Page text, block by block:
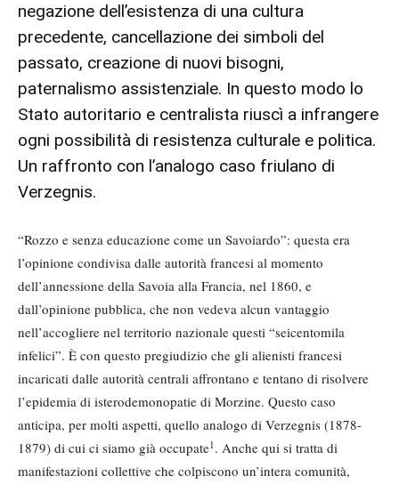
negazione dell’esistenza di una cultura
precedente, cancellazione dei simboli del
passato, creazione di nuovi bisogni,
paternalismo assistenziale. In questo modo lo
Stato autoritario e centralista riuscì a infrangere
ogni possibilità di resistenza culturale e politica.
Un raffronto con l’analogo caso friulano di
Verzegnis.
“Rozzo e senza educazione come un Savoiardo”: questa era
l’opinione condivisa dalle autorità francesi al momento
dell’annessione della Savoia alla Francia, nel 1860, e
dall’opinione pubblica, che non vedeva alcun vantaggio
nell’accogliere nel territorio nazionale questi “seicentomila
infelici”. È con questo pregiudizio che gli alienisti francesi
incaricati dalle autorità centrali affrontano e tentano di risolvere
l’epidemia di isterodemonopatie di Morzine. Questo caso
anticipa, per molti aspetti, quello analogo di Verzegnis (1878-
1879) di cui ci siamo già occupate1 . Anche qui si tratta di
manifestazioni collettive che colpiscono un’intera comunità,